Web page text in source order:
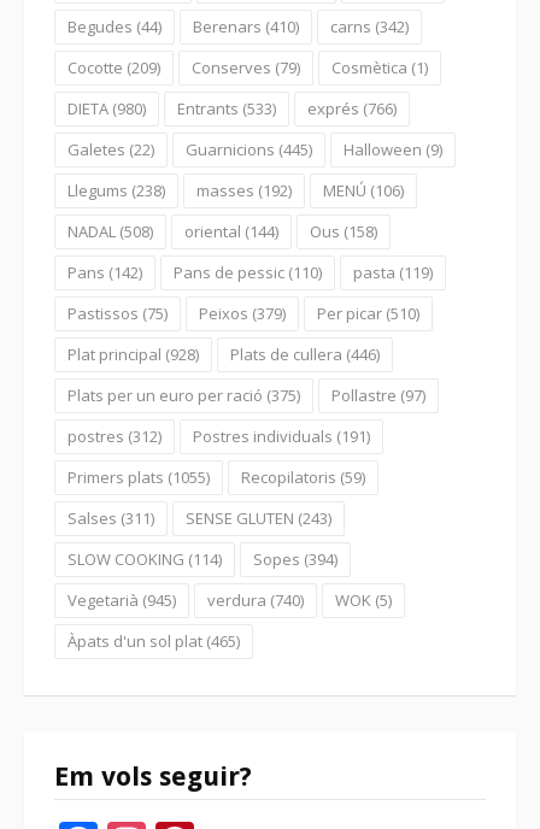
Begudes (44) Berenars (410) carns (342)
Cocotte (209) Conserves (79) Cosmètica (1)
DIETA (980) Entrants (533) exprés (766)
Galetes (22) Guarnicions (445) Halloween (9)
Llegums (238) masses (192) MENÚ (106)
NADAL (508) oriental (144) Ous (158)
Pans (142) Pans de pessic (110) pasta (119)
Pastissos (75) Peixos (379) Per picar (510)
Plat principal (928) Plats de cullera (446)
Plats per un euro per ració (375) Pollastre (97)
postres (312) Postres individuals (191)
Primers plats (1055) Recopilatoris (59)
Salses (311) SENSE GLUTEN (243)
SLOW COOKING (114) Sopes (394)
Vegetarià (945) verdura (740) WOK (5)
Àpats d'un sol plat (465)
Em vols seguir?